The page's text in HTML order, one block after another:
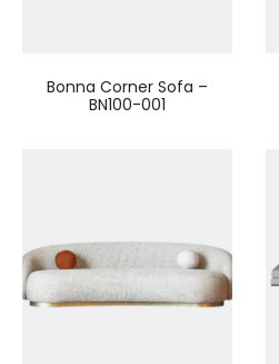
Bonna Corner Sofa –
BN100-001